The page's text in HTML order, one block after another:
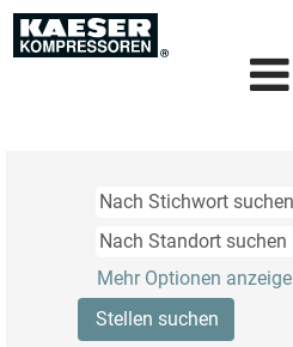
Mehr Optionen